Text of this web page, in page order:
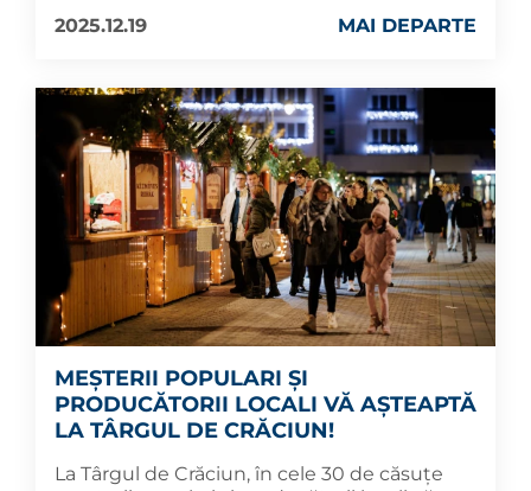
2025.12.19
MAI DEPARTE
MEȘTERII POPULARI ȘI
PRODUCĂTORII LOCALI VĂ AȘTEAPTĂ
LA TÂRGUL DE CRĂCIUN!
La Târgul de Crăciun, în cele 30 de căsuțe